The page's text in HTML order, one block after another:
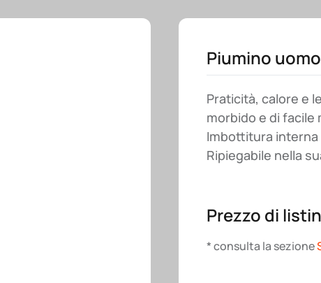
Piumino
Praticità, calore e
morbido e di facile
Imbottitura
Ripiegabile nella
Prezzo di
* consulta la sezione